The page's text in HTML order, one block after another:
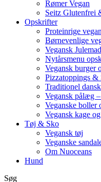
Rømer Vegan
Seitz
Opskrifter
Proteinrige
Børnevenlige
Vegansk
Nytårsmenu
Vegansk burger
Pizzatoppings
Traditionel
Vegansk pålæg
Veganske boller
Vegansk kage
Tøj & Sko
Vegansk tøj
Veganske
Om Nuoceans
Hund
Søg